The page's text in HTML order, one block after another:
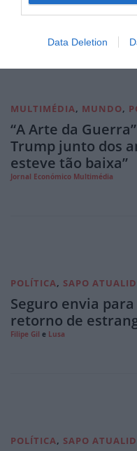
Data Deletion
RECOMENDADO
MULTIMÉDIA, MUNDO,
“A Arte da
Trump junto dos
esteve tão baixa”
Jornal Económico Multimédia
POLÍTICA, SAPO
Seguro envia
retorno de
Filipe Gil e Lusa
POLÍTICA, SAPO